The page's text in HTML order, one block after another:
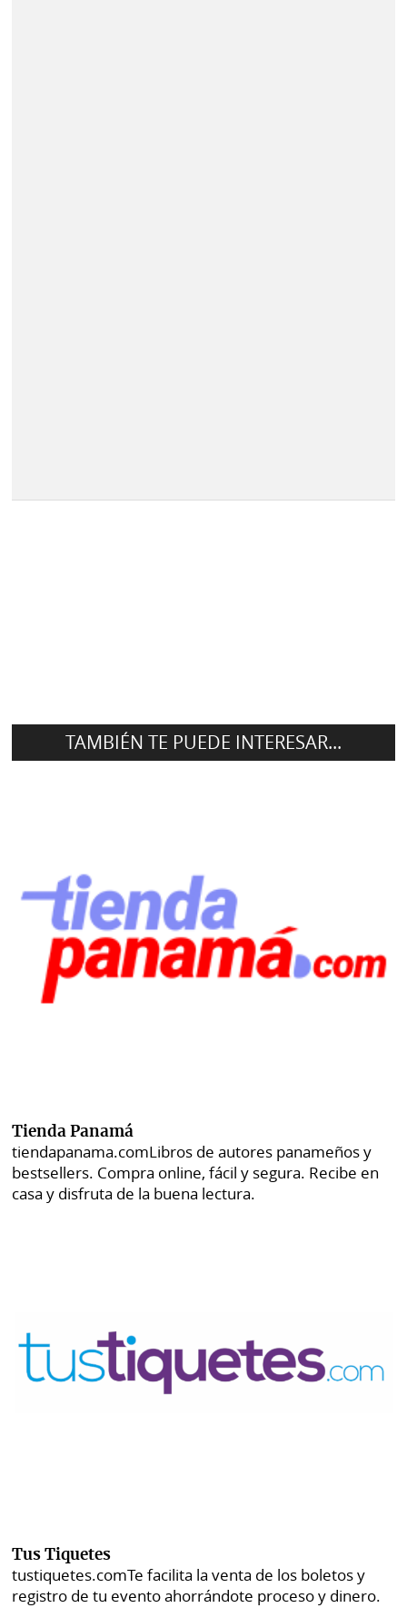
TAMBIÉN TE PUEDE INTERESAR...
Tienda Panamá
tiendapanama.comLibros de autores panameños y
bestsellers. Compra online, fácil y segura. Recibe en
casa y disfruta de la buena lectura.
Tus Tiquetes
tustiquetes.comTe facilita la venta de los boletos y
registro de tu evento ahorrándote proceso y dinero.